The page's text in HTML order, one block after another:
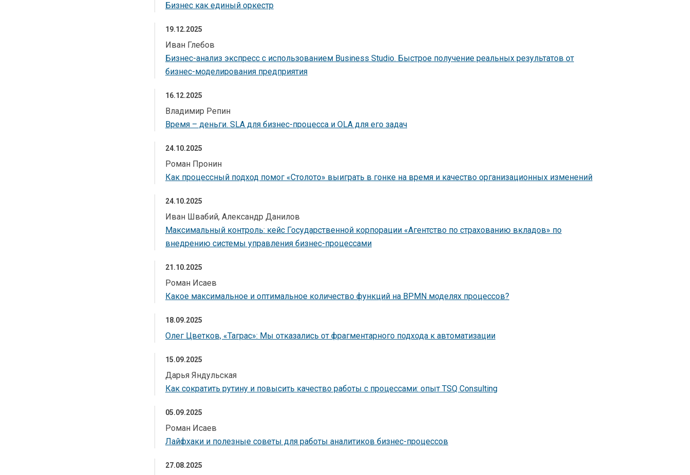
Бизнес как единый оркестр
19.12.2025
Иван Глебов
Бизнес-анализ экспресс с использованием Business Studio. Быстрое получение реальных результатов от
бизнес-моделирования предприятия
16.12.2025
Владимир Репин
Время – деньги. SLA для бизнес-процесса и OLA для его задач
24.10.2025
Роман Пронин
Как процессный подход помог «Столото» выиграть в гонке на время и качество организационных изменений
24.10.2025
Иван Швабий, Александр Данилов
Максимальный контроль: кейс Государственной корпорации «Агентство по страхованию вкладов» по
внедрению системы управления бизнес-процессами
21.10.2025
Роман Исаев
Какое максимальное и оптимальное количество функций на BPMN моделях процессов?
18.09.2025
Олег Цветков, «Таграс»: Мы отказались от фрагментарного подхода к автоматизации
15.09.2025
Дарья Яндульская
Как сократить рутину и повысить качество работы с процессами: опыт TSQ Consulting
05.09.2025
Роман Исаев
Лайфхаки и полезные советы для работы аналитиков бизнес-процессов
27.08.2025